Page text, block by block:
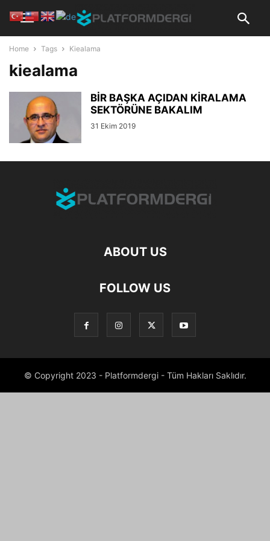
Home Tags Kiealama
kiealama
BİR BAŞKA AÇIDAN KİRALAMA
SEKTÖRÜNE BAKALIM
31 Ekim 2019
ABOUT US
FOLLOW US
© Copyright 2023 - Platformdergi - Tüm Hakları Saklıdır.